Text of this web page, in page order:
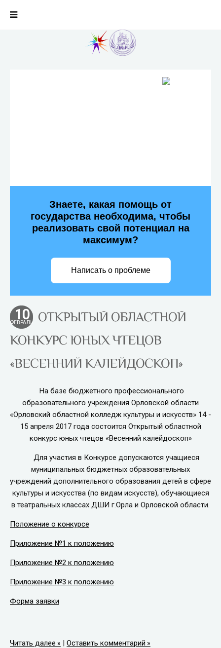
Знаете, какая помощь от
государства необходима, чтобы
реализовать свой потенциал на
максимум?
Написать о проблеме
10
ФЕВРАЛЬ
ОТКРЫТЫЙ ОБЛАСТНОЙ
КОНКУРС ЮНЫХ ЧТЕЦОВ
«ВЕСЕННИЙ КАЛЕЙДОСКОП»
На базе бюджетного профессионального
образовательного учреждения Орловской области
«Орловский областной колледж культуры и искусств» 14 -
15 апреля 2017 года состоится Открытый областной
конкурс юных чтецов «Весенний калейдоскоп»
Для участия в Конкурсе допускаются учащиеся
муниципальных бюджетных образовательных
учреждений дополнительного образования детей в сфере
культуры и искусства (по видам искусств), обучающиеся
в театральных классах ДШИ г.Орла и Орловской области.
Положение о конкурсе
Приложение №1 к положению
Приложение №2 к положению
Приложение №3 к положению
Форма заявки
Читать далее | Оставить комментарий